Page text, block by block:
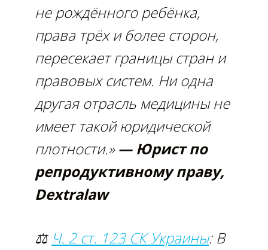
не рождённого ребёнка,
права трёх и более сторон,
пересекает границы стран и
правовых систем. Ни одна
другая отрасль медицины не
имеет такой юридической
плотности.» — Юрист по
репродуктивному праву,
Dextralaw
⚖ Ч. 2 ст. 123 СК Украины: В